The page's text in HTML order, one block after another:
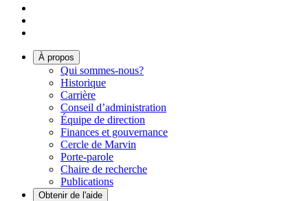
À propos
Qui sommes-nous?
Historique
Carrière
Conseil d’administration
Équipe de direction
Finances et gouvernance
Cercle de Marvin
Porte-parole
Chaire de recherche
Publications
Obtenir de l'aide